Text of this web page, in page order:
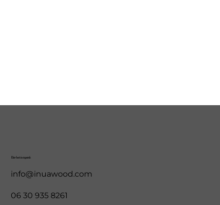
Elérhetőségeink
info@inuawood.com
06 30 935 8261